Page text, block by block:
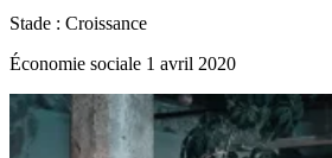
Stade : Croissance
Économie sociale 1 avril 2020